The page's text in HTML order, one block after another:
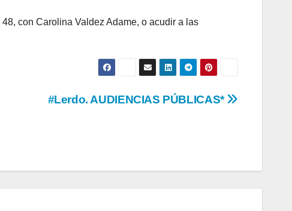
con Carolina Valdez Adame, o acudir a las
#Lerdo. AUDIENCIAS PÚBLICAS*